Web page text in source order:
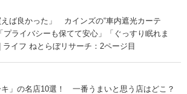
えば良かった」 カインズの“車内遮光カーテ
ライバシーも保てて安心」「ぐっすり眠れま
ライフ ねとらぼリサーチ：2ページ目
」の名店10選！ 一番うまいと思う店はどこ？